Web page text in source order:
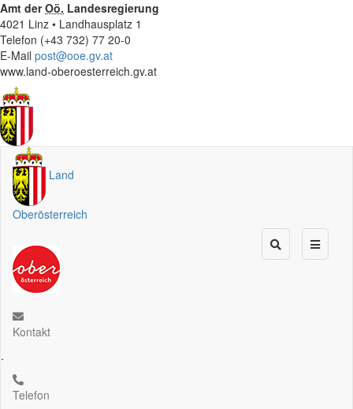
Amt derOö. Landesregierung
4021 Linz • Landhausplatz 1
Telefon (+43 732) 77 20-0
E-Mail post@ooe.gv.at
www.land-oberoesterreich.gv.at
Land
Oberösterreich
Kontakt
.
Telefon